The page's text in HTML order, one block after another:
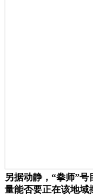
另据动静，“拳师”
量能否要正在该地域